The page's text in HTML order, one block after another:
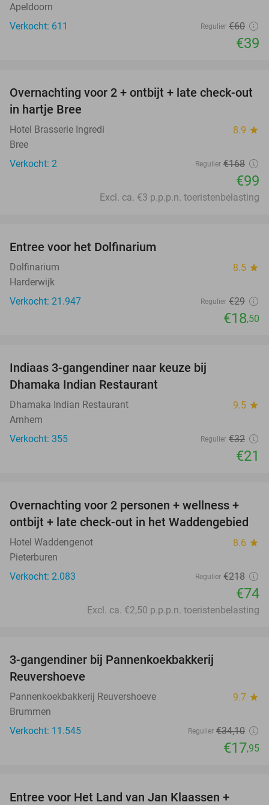
Apeldoorn
Verkocht: 611
Regulier €60
€39
41%
TODAY
Overnachting voor 2 + ontbijt + late check-out
in hartje Bree
Hotel Brasserie Ingredi 8.9 star
Bree
Verkocht: 2
Regulier €168
€99
Excl. ca. €3 p.p.p.n. toeristenbelasting
Entree voor het Dolfinarium
Dolfinarium 8.5 star
Harderwijk
Verkocht: 21.947
Regulier €29
€18,50
Indiaas 3-gangendiner naar keuze bij
Dhamaka Indian Restaurant
Dhamaka Indian Restaurant 9.5 star
Arnhem
Verkocht: 355
Regulier €32
€21
66%
Overnachting voor 2 personen + wellness +
ontbijt + late check-out in het Waddengebied
Hotel Waddengenot 8.6 star
Pieterburen
Verkocht: 2.083
Regulier €218
€74
Excl. ca. €2,50 p.p.p.n. toeristenbelasting
3-gangendiner bij Pannenkoekbakkerij
Reuvershoeve
Pannenkoekbakkerij Reuvershoeve 9.7 star
Brummen
Verkocht: 11.545
Regulier €34,10
€17,95
Entree voor Het Land van Jan Klaassen +